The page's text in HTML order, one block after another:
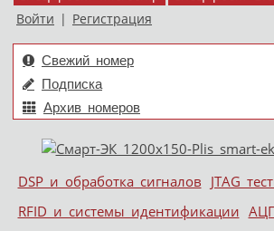
Войти | Регистрация
Свежий номер
Подписка
Архив номеров
Меню
Skip to content
DSP и обработка сигналов JTAG
RFID и системы идентификации